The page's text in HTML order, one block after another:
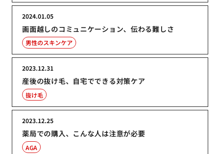
画面越しのコミュニケーション、伝わる難しさ
2024.01.05
男性のスキンケア
産後の抜け毛、自宅でできる対策ケア
2023.12.31
抜け毛
薬局での購入、こんな人は注意が必要
2023.12.25
AGA